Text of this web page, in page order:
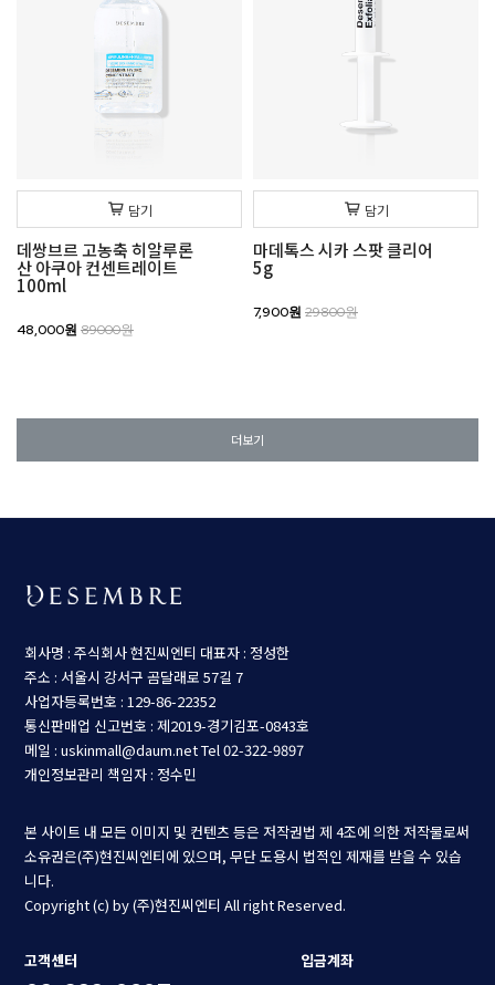
담기
데쌍브르 고농축 히알루론
산 아쿠아 컨센트레이트
100ml
48,000원 89000원
담기
마데톡스 시카 스팟 클리어
5g
7,900원 29800원
더보기
회사명 : 주식회사 현진씨엔티 대표자 : 정성한
주소 : 서울시 강서구 곰달래로 57길 7
사업자등록번호 : 129-86-22352
통신판매업 신고번호 : 제2019-경기김포-0843호
메일 : uskinmall@daum.netTel 02-322-9897
개인정보관리 책임자 : 정수민
본 사이트 내 모든 이미지 및 컨텐츠 등은 저작권법 제 4조에 의한 저작물로써
소유권은(주)현진씨엔티에 있으며, 무단 도용시 법적인 제재를 받을 수 있습
니다.
Copyright (c) by (주)현진씨엔티 All right Reserved.
고객센터 입금계좌